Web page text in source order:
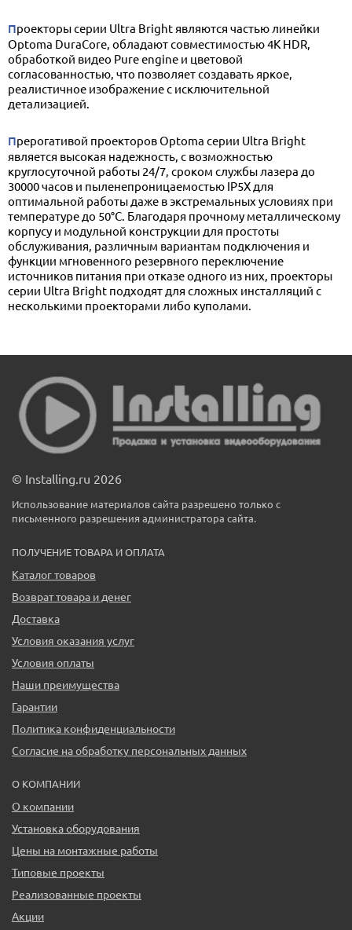
Проекторы серии Ultra Bright являются частью линейки
Optoma DuraCore, обладают совместимостью 4K HDR,
обработкой видео Pure engine и цветовой
согласованностью, что позволяет создавать яркое,
реалистичное изображение с исключительной
детализацией.
Прерогативой проекторов Optoma серии Ultra Bright
является высокая надежность, с возможностью
круглосуточной работы 24/7, сроком службы лазера до
30000 часов и пыленепроницаемостью IP5X для
оптимальной работы даже в экстремальных условиях при
температуре до 50°С. Благодаря прочному металлическому
корпусу и модульной конструкции для простоты
обслуживания, различным вариантам подключения и
функции мгновенного резервного переключение
источников питания при отказе одного из них, проекторы
серии Ultra Bright подходят для сложных инсталляций с
несколькими проекторами либо куполами.
© Installing.ru 2026
Использование материалов сайта разрешено только с
письменного разрешения администратора сайта.
ПОЛУЧЕНИЕ ТОВАРА И ОПЛАТА
Каталог товаров
Возврат товара и денег
Доставка
Условия оказания услуг
Условия оплаты
Наши преимущества
Гарантии
Политика конфиденциальности
Согласие на обработку персональных данных
О КОМПАНИИ
О компании
Установка оборудования
Цены на монтажные работы
Типовые проекты
Реализованные проекты
Акции